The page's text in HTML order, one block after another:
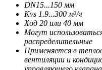
DN15...150 мм
Kvs 1.9...300 м³/ч
Ход 20 или 40 мм
Могут
распределительные
Применяется в
вентиляции и